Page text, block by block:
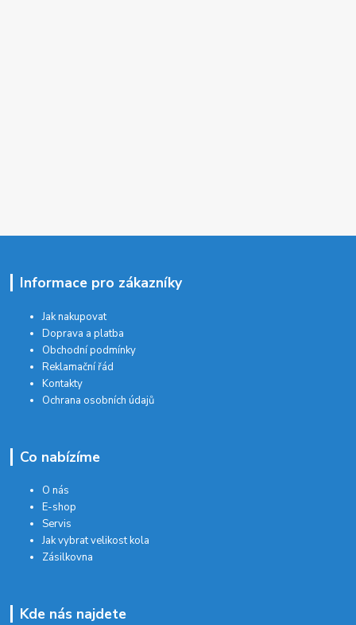
Informace pro zákazníky
Jak nakupovat
Doprava a platba
Obchodní podmínky
Reklamační řád
Kontakty
Ochrana osobních údajů
Co nabízíme
O nás
E-shop
Servis
Jak vybrat velikost kola
Zásilkovna
Kde nás najdete